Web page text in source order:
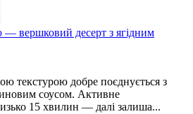
— вершковий десерт з ягідним
текстурою добре поєднується з
соусом. Активне
15 хвилин — далі залиша...